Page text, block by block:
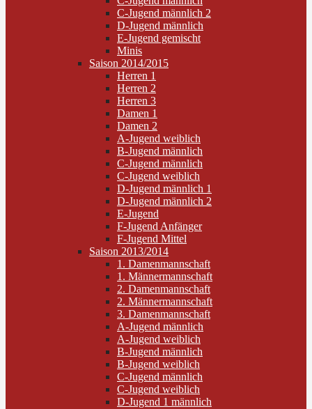
C-Jugend männlich 2
D-Jugend männlich
E-Jugend gemischt
Minis
Saison 2014/2015
Herren 1
Herren 2
Herren 3
Damen 1
Damen 2
A-Jugend weiblich
B-Jugend männlich
C-Jugend männlich
C-Jugend weiblich
D-Jugend männlich 1
D-Jugend männlich 2
E-Jugend
F-Jugend Anfänger
F-Jugend Mittel
Saison 2013/2014
1. Damenmannschaft
1. Männermannschaft
2. Damenmannschaft
2. Männermannschaft
3. Damenmannschaft
A-Jugend männlich
A-Jugend weiblich
B-Jugend männlich
B-Jugend weiblich
C-Jugend männlich
C-Jugend weiblich
D-Jugend 1 männlich